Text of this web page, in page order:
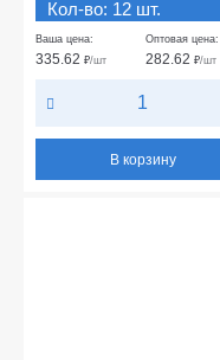
Кол-во: 12 шт.
Ваша цена:
335.62 ₽/шт
Оптовая цена:
282.62₽/шт
В корзину